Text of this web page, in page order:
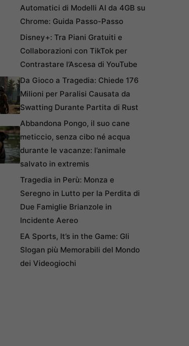
Automatici di Modelli AI da 4GB su
Chrome: Guida Passo-Passo
Disney+: Tra Piani Gratuiti e
Collaborazioni con TikTok per
Contrastare l’Ascesa di YouTube
Da Gioco a Tragedia: Chiede 176
Milioni per Paralisi Causata da
Swatting Durante Partita di Rust
Abbandona Pongo, il suo cane
meticcio, senza cibo né acqua
durante le vacanze: l’animale
salvato in extremis
Tragedia in Perù: Monza e
Seregno in Lutto per la Perdita di
Due Famiglie Brianzole in
Incidente Aereo
EA Sports, It’s in the Game: Gli
Slogan più Memorabili del Mondo
dei Videogiochi